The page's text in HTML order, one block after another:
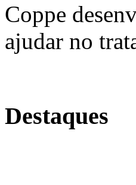
Coppe
ajudar no
Destaques